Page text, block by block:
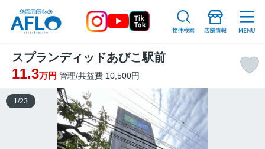
スプランディッドあびこ駅前
11.3万円 管理/共益費 10,500円
1 /23